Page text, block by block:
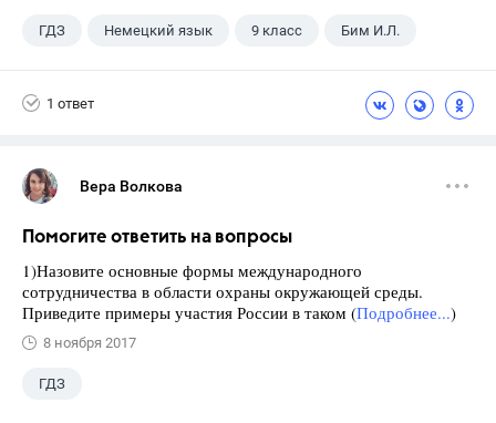
ГДЗ Немецкий язык 9 класс Бим И.Л.
1 ответ
Вера Волкова
Помогите ответить на вопросы
1)Назовите основные формы международного
сотрудничества в области охраны окружающей среды.
Приведите примеры участия России в таком (Подробнее...)
8 ноября 2017
ГДЗ